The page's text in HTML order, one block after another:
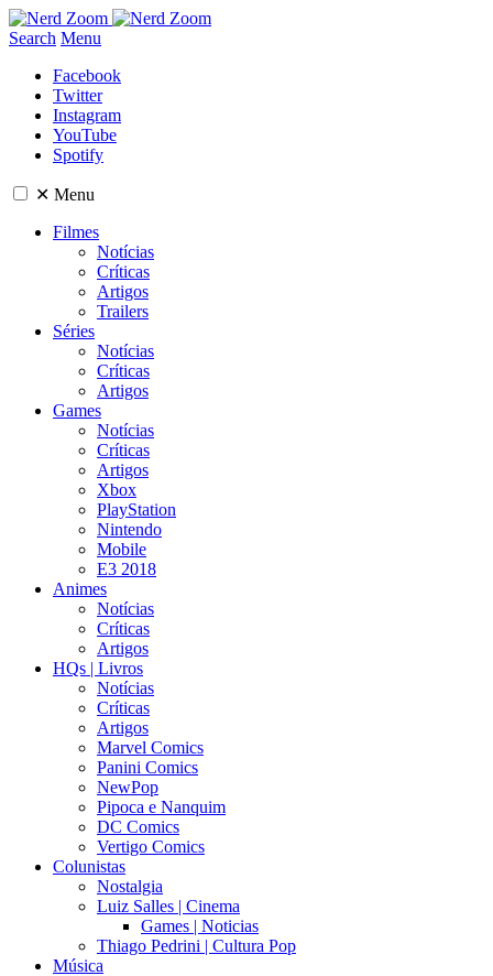
Search Menu
Facebook
Twitter
Instagram
YouTube
Spotify
✕ Menu
Filmes
Notícias
Críticas
Artigos
Trailers
Séries
Notícias
Críticas
Artigos
Games
Notícias
Críticas
Artigos
Xbox
PlayStation
Nintendo
Mobile
E3 2018
Animes
Notícias
Críticas
Artigos
HQs | Livros
Notícias
Críticas
Artigos
Marvel Comics
Panini Comics
NewPop
Pipoca e Nanquim
DC Comics
Vertigo Comics
Colunistas
Nostalgia
Luiz Salles | Cinema
Games | Noticias
Thiago Pedrini | Cultura Pop
Música